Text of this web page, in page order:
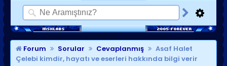
GÜNLÜKLER
SON MESAJLAR
KISAYOLLAR
Forum Sorular Cevaplanmış
Asaf Halet
Çelebi kimdir, hayatı ve eserleri hakkında bilgi verir